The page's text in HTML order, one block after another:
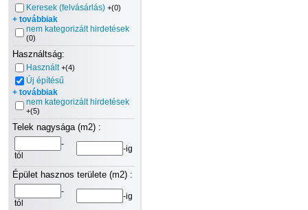
Keresek (felvásárlás) +(0)
+ továbbiak
nem kategorizált hirdetések
(0)
Használtság:
Használt +(4)
Új építésű
+ továbbiak
nem kategorizált hirdetések
+(5)
Telek nagysága (m2) :
-
tól
-ig
Épület hasznos területe (m2) :
-
tól
-ig